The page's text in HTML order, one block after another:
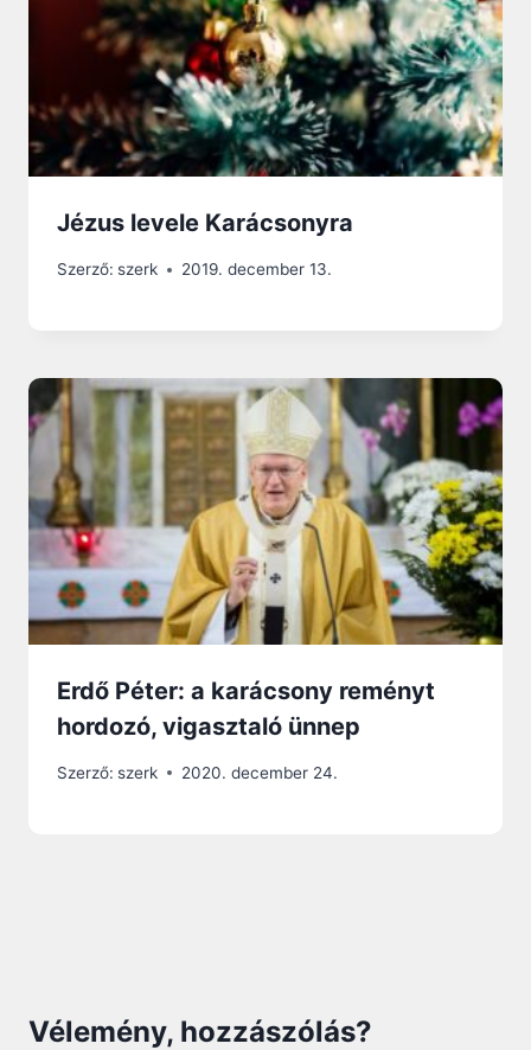
Jézus levele Karácsonyra
Szerző: szerk 2019. december 13.
Erdő Péter: a karácsony reményt
hordozó, vigasztaló ünnep
Szerző: szerk 2020. december 24.
Vélemény, hozzászólás?